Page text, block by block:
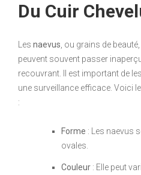
Du Cuir
Les naevus , ou grains de
peuvent souvent passer
recouvrant. Il est important de
une surveillance efficace. Voici
:
Forme : Les naevus
ovales.
Couleur : Elle peut